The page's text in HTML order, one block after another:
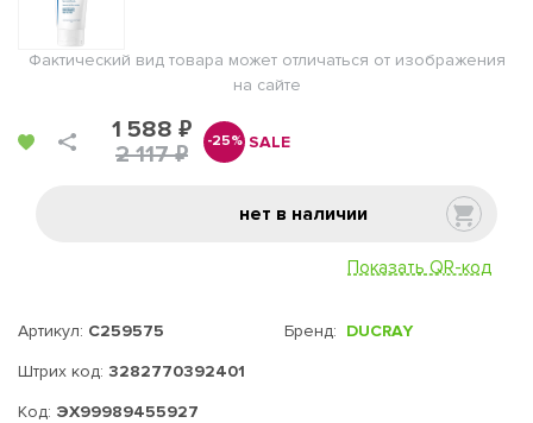
Фактический вид товара может отличаться от изображения
на сайте
1 588 ₽
2 117 ₽
-25% SALE
нет в наличии
Показать QR-код
Артикул: C259575
Штрих код: 3282770392401
Код: ЭХ99989455927
Бренд: DUCRAY